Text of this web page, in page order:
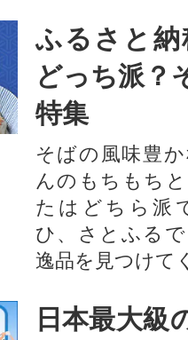
ふるさと
どっち派？
特集
そばの風味豊
んのもちもち
たはどちら派
ひ、さとふる
逸品を見つけて
日本最大級